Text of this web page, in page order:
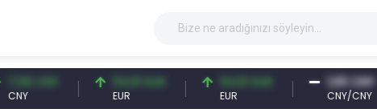
54,91 EUR
EUR
54,91 EUR
EUR
1,00 CNY
CNY/CNY